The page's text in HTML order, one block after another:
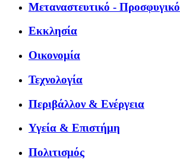
Μεταναστευτικό - Προσφυγικό
Εκκλησία
Οικονομία
Τεχνολογία
Περιβάλλον & Ενέργεια
Υγεία & Επιστήμη
Πολιτισμός